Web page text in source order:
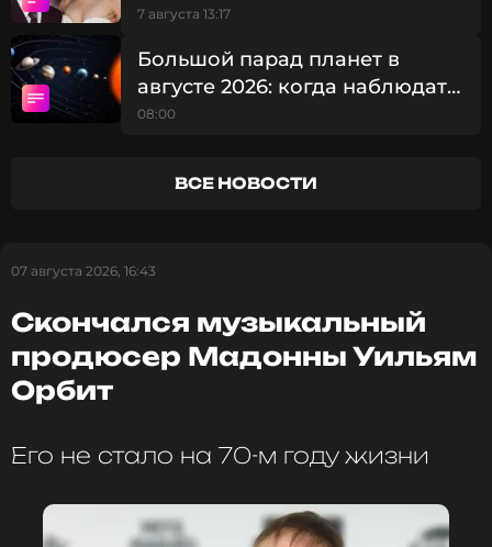
Великобритании
7 августа 13:17
Большой парад планет в
августе 2026: когда наблюдать
редкое небесное явление
08:00
ВСЕ НОВОСТИ
07 августа 2026, 16:43
Скончался музыкальный
продюсер Мадонны Уильям
Орбит
Его не стало на 70-м году жизни